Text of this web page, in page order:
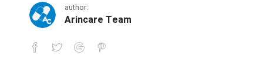
author:
Arincare Team